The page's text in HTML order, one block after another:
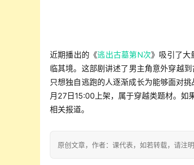
近期播出的《逃出古墓第N次》吸引了大
临其境。这部剧讲述了男主角意外穿越
只想独自逃跑的人逐渐成长为能够面对
月27日15:00上架，属于穿越类题材。如
相关报道。
原创文章，作者：课代表，如若转载，请